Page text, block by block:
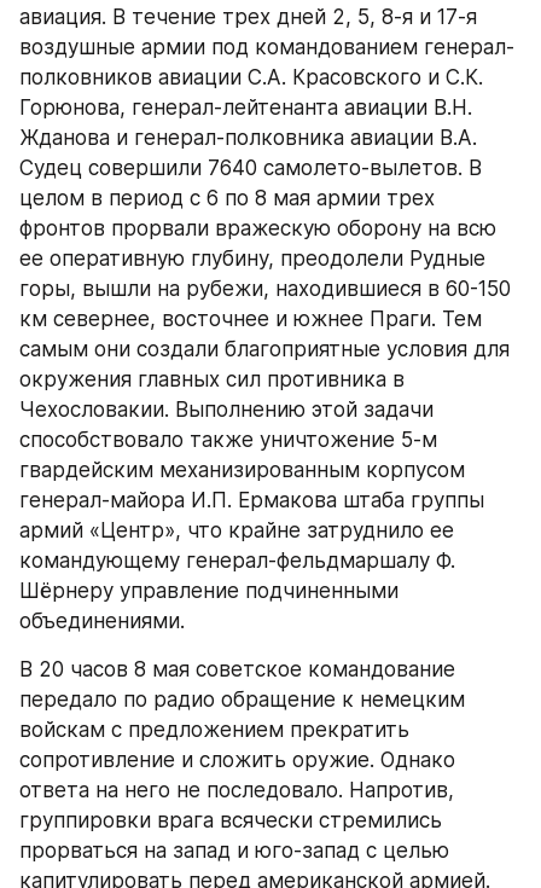
авиация. В течение трех дней 2, 5, 8-я и 17-я
воздушные армии под командованием генерал-
полковников авиации С.А. Красовского и С.К.
Горюнова, генерал-лейтенанта авиации В.Н.
Жданова и генерал-полковника авиации В.А.
Судец совершили 7640 самолето-вылетов. В
целом в период с 6 по 8 мая армии трех
фронтов прорвали вражескую оборону на всю
ее оперативную глубину, преодолели Рудные
горы, вышли на рубежи, находившиеся в 60-150
км севернее, восточнее и южнее Праги. Тем
самым они создали благоприятные условия для
окружения главных сил противника в
Чехословакии. Выполнению этой задачи
способствовало также уничтожение 5-м
гвардейским механизированным корпусом
генерал-майора И.П. Ермакова штаба группы
армий «Центр», что крайне затруднило ее
командующему генерал-фельдмаршалу Ф.
Шёрнеру управление подчиненными
объединениями.
В 20 часов 8 мая советское командование
передало по радио обращение к немецким
войскам с предложением прекратить
сопротивление и сложить оружие. Однако
ответа на него не последовало. Напротив,
группировки врага всячески стремились
прорваться на запад и юго-запад с целью
капитулировать перед американской армией.